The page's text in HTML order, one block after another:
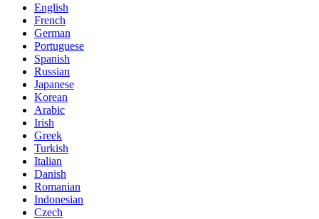
English
French
German
Portuguese
Spanish
Russian
Japanese
Korean
Arabic
Irish
Greek
Turkish
Italian
Danish
Romanian
Indonesian
Czech